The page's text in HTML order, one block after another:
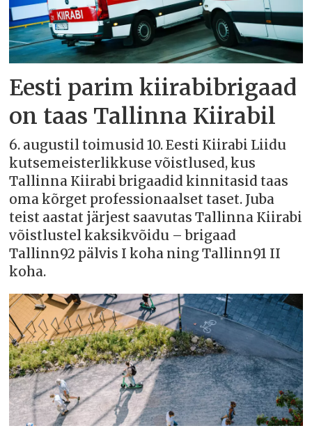
Eesti parim kiirabibrigaad
on taas Tallinna Kiirabil
6. augustil toimusid 10. Eesti Kiirabi Liidu
kutsemeisterlikkuse võistlused, kus
Tallinna Kiirabi brigaadid kinnitasid taas
oma kõrget professionaalset taset. Juba
teist aastat järjest saavutas Tallinna Kiirabi
võistlustel kaksikvõidu – brigaad
Tallinn92 pälvis I koha ning Tallinn91 II
koha.